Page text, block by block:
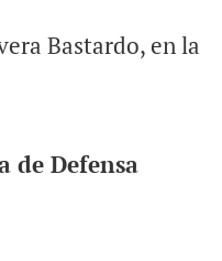
Bastardo, en la
de Defensa